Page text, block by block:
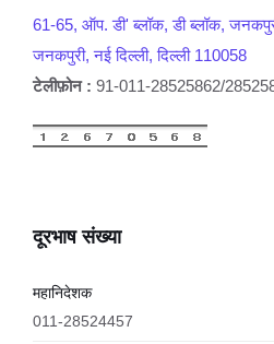
61-65, ऑप. डी' ब्लॉक, डी ब्लॉक,
जनकपुरी, नई दिल्ली, दिल्ली 110058
टेलीफ़ोन : 91-011-28525862/
दूरभाष संख्या
महानिदेशक
011-28524457